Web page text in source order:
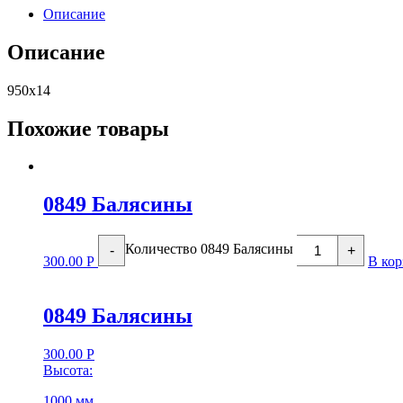
Описание
Описание
950х14
Похожие товары
0849 Балясины
300.00 Р
- Количество 0849 Балясины +
В
0849 Балясины
300.00 Р
Высота: